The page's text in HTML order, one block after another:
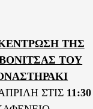
ΤΗΣ
ΤΟΥ
ΣΤΙΣ 11:30